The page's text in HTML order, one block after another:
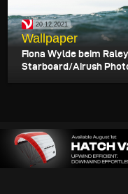
20.12.2021
Wallpaper
Fiona Wylde beim
Starboard/Airush